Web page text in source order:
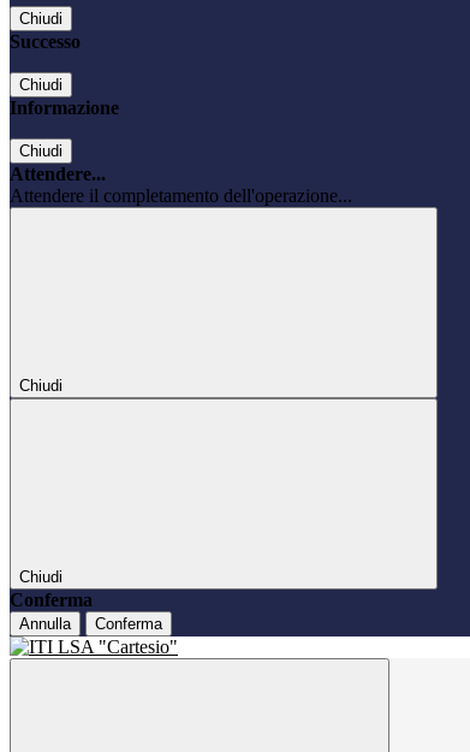
Chiudi
Successo
Chiudi
Informazione
Chiudi
Attendere...
Attendere il completamento dell'operazione...
Chiudi
Chiudi
Conferma
Annulla Conferma